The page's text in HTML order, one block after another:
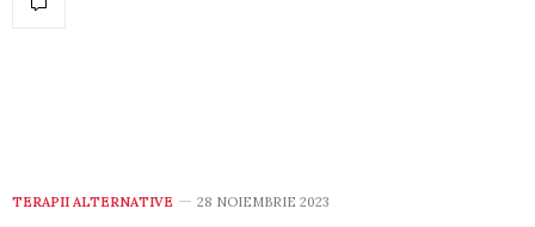
TERAPII ALTERNATIVE 28 NOIEMBRIE 2023